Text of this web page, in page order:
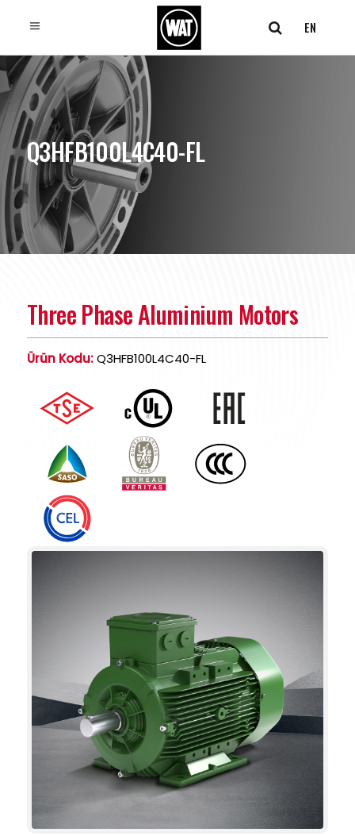
EN
Q3HFB100L4C40-FL
Three Phase Aluminium Motors
Ürün Kodu:Q3HFB100L4C40-FL